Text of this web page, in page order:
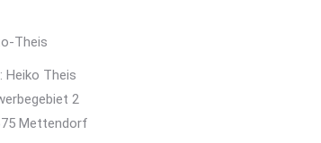
Theis
Heiko Theis
2
Mettendorf